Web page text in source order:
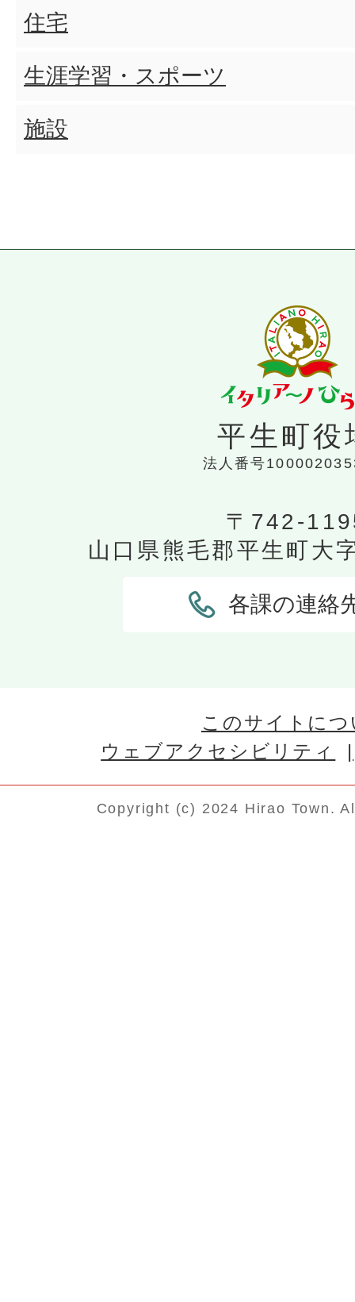
住宅
生涯学習・スポーツ
施設
平生町役
法人番号
〒742-
山口県熊毛郡平生町大
各課の連絡
このサイトに
ウェブアクセシビリティ
Copyright (c) 2024 Hirao Town.